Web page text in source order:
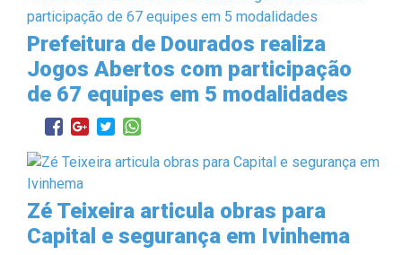
Prefeitura de Dourados realiza
Jogos Abertos com participação
de 67 equipes em 5 modalidades
Zé Teixeira articula obras para
Capital e segurança em Ivinhema